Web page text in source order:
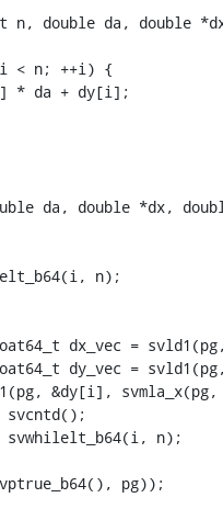
n, double da, double
< n; ++i) {
da + dy[i];
da, double *dx,
n);
dx_vec =
dy_vec =
svmla_x(pg,
n);
pg));